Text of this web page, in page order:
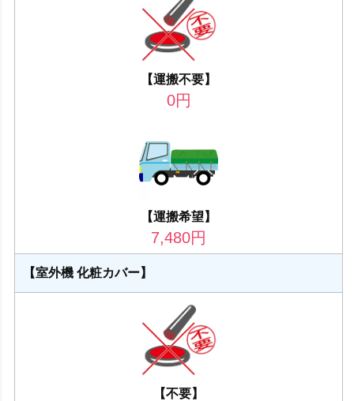
【運搬不要】
0円
【運搬希望】
7,480円
【室外機 化粧カバー】
【不要】